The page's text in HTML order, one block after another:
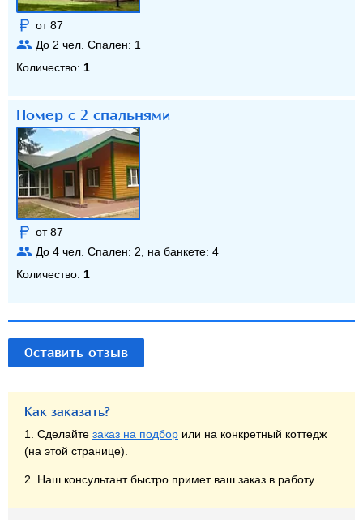
от 87
До 2 чел. Спален: 1
Количество: 1
Номер с 2 спальнями
от 87
До 4 чел. Спален: 2 , на банкете: 4
Количество: 1
Оставить отзыв
Как заказать?
1. Сделайте заказ на подбор или на конкретный коттедж
(на этой странице).
2. Наш консультант быстро примет ваш заказ в работу.